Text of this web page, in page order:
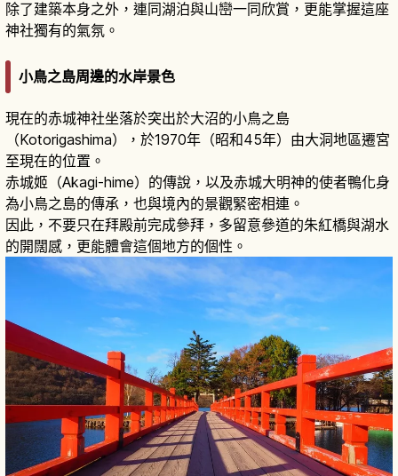
除了建築本身之外，連同湖泊與山巒一同欣賞，更能掌握這座
神社獨有的氣氛。
小鳥之島周邊的水岸景色
現在的赤城神社坐落於突出於大沼的小鳥之島
（Kotorigashima），於1970年（昭和45年）由大洞地區遷宮
至現在的位置。
赤城姬（Akagi-hime）的傳說，以及赤城大明神的使者鴨化身
為小鳥之島的傳承，也與境內的景觀緊密相連。
因此，不要只在拜殿前完成參拜，多留意參道的朱紅橋與湖水
的開闊感，更能體會這個地方的個性。